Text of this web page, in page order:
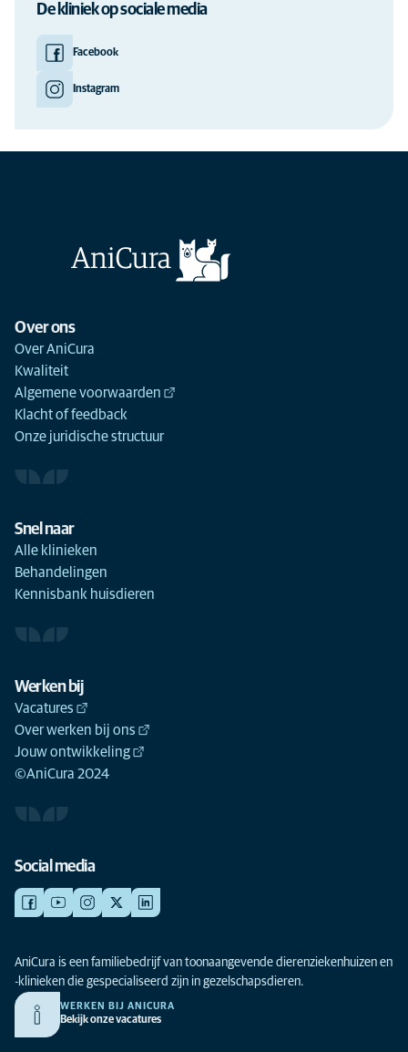
De kliniek op sociale media
Facebook
Instagram
Over ons
Over AniCura
Kwaliteit
Algemene voorwaarden
Klacht of feedback
Onze juridische structuur
Snel naar
Alle klinieken
Behandelingen
Kennisbank huisdieren
Werken bij
Vacatures
Over werken bij ons
Jouw ontwikkeling
©AniCura 2024
Social media
AniCura is een familiebedrijf van toonaangevende dierenziekenhuizen en
-klinieken die gespecialiseerd zijn in gezelschapsdieren.
WERKEN BIJ ANICURA
Bekijk onze vacatures